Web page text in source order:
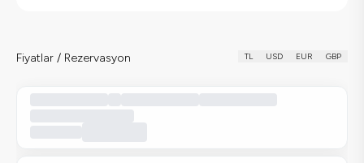
Fiyatlar / Rezervasyon TL USD EUR GBP